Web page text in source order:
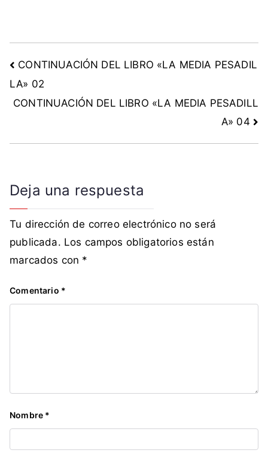
R
ú
b
CONTINUACIÓN DEL LIBRO «LA MEDIA PESADIL
LA» 02
CONTINUACIÓN DEL LIBRO «LA MEDIA PESADILL
A» 04
Deja una respuesta
Tu dirección de correo electrónico no será
publicada. Los campos obligatorios están
marcados con *
Comentario *
Nombre *